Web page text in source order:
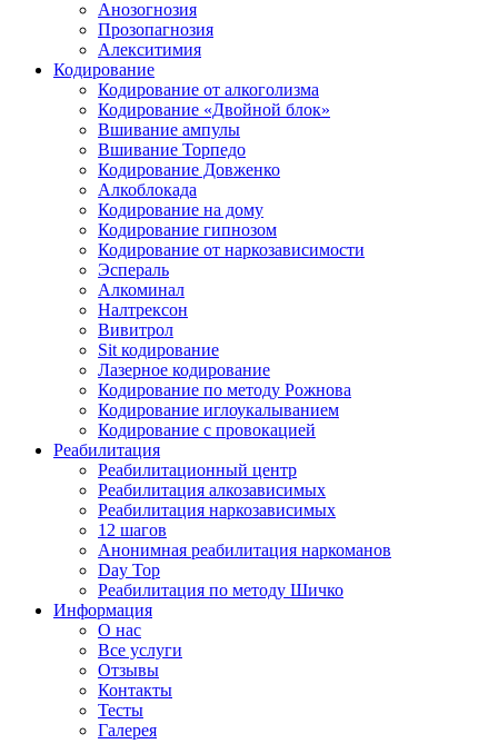
Анозогнозия
Прозопагнозия
Алекситимия
Кодирование
Кодирование от алкоголизма
Кодирование «Двойной блок»
Вшивание ампулы
Вшивание Торпедо
Кодирование Довженко
Алкоблокада
Кодирование на дому
Кодирование гипнозом
Кодирование от наркозависимости
Эспераль
Алкоминал
Налтрексон
Вивитрол
Sit кодирование
Лазерное кодирование
Кодирование по методу Рожнова
Кодирование иглоукалыванием
Кодирование с провокацией
Реабилитация
Реабилитационный центр
Реабилитация алкозависимых
Реабилитация наркозависимых
12 шагов
Анонимная реабилитация наркоманов
Day Top
Реабилитация по методу Шичко
Информация
О нас
Все услуги
Отзывы
Контакты
Тесты
Галерея